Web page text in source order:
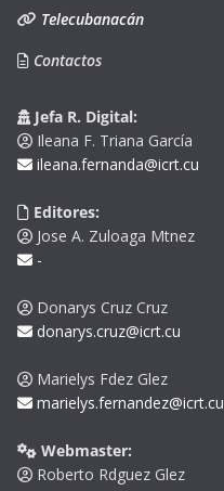
Telecubanacán
Contactos
Jefa R. Digital:
Ileana F. Triana García
ileana.fernanda@icrt.cu
Editores:
Jose A. Zuloaga Mtnez
-
Donarys Cruz Cruz
donarys.cruz@icrt.cu
Marielys Fdez Glez
marielys.fernandez@icrt.cu
Webmaster:
Roberto Rdguez Glez